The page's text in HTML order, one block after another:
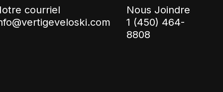
courriel
Nous Joindre
1 (450) 464-
8808